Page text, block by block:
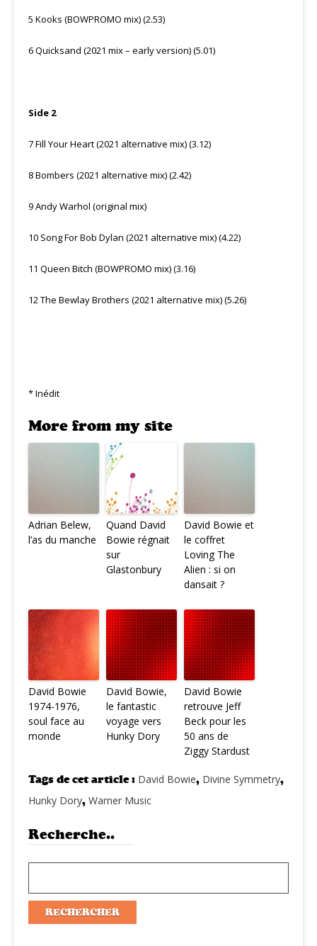
5 Kooks (BOWPROMO mix) (2.53)
6 Quicksand (2021 mix – early version) (5.01)
Side 2
7 Fill Your Heart (2021 alternative mix) (3.12)
8 Bombers (2021 alternative mix) (2.42)
9 Andy Warhol (original mix)
10 Song For Bob Dylan (2021 alternative mix) (4.22)
11 Queen Bitch (BOWPROMO mix) (3.16)
12 The Bewlay Brothers (2021 alternative mix) (5.26)
* Inédit
More from my site
Adrian Belew,
l’as du manche
Quand David
Bowie régnait
sur
Glastonbury
David Bowie et
le coffret
Loving The
Alien : si on
dansait ?
David Bowie
1974-1976,
soul face au
monde
David Bowie,
le fantastic
voyage vers
Hunky Dory
David Bowie
retrouve Jeff
Beck pour les
50 ans de
Ziggy Stardust
Tags de cet article : David Bowie, Divine Symmetry,
Hunky Dory, Warner Music
Recherche..